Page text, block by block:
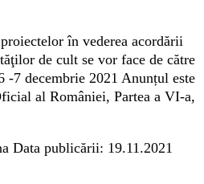
în vederea acordării
de cult se vor face de către
-7 decembrie 2021 Anunțul este
al României, Partea a VI-a,
Data publicării: 19.11.2021